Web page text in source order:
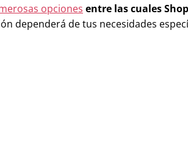
opciones entre las cuales
dependerá de tus necesidades